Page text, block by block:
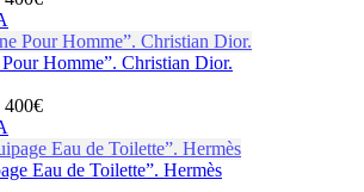
Homme”. Christian Dior.
400€
Eau de Toilette”. Hermès